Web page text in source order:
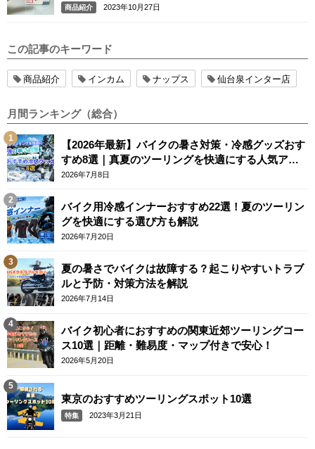
商品紹介 2023年10月27日
この記事のキーワード
商品紹介 インカム ナップス 仙台泉インター店
月間ランキング（総合）
【2026年最新】バイクの暑さ対策・冷感グッズおす
すめ8選｜真夏のツーリングを快適にする人気アイ
テム
2026年7月8日
バイク用冷感インナーおすすめ22選！夏のツーリン
グを快適にする選び方も解説
2026年7月20日
夏の暑さでバイクは故障する？起こりやすいトラブ
ルと予防・対策方法を解説
2026年7月14日
バイク初心者におすすめの関東近郊ツーリングコー
ス10選｜距離・難易度・マップ付きで安心！
2026年5月20日
東京のおすすめツーリングスポット10選
特集 2023年3月21日